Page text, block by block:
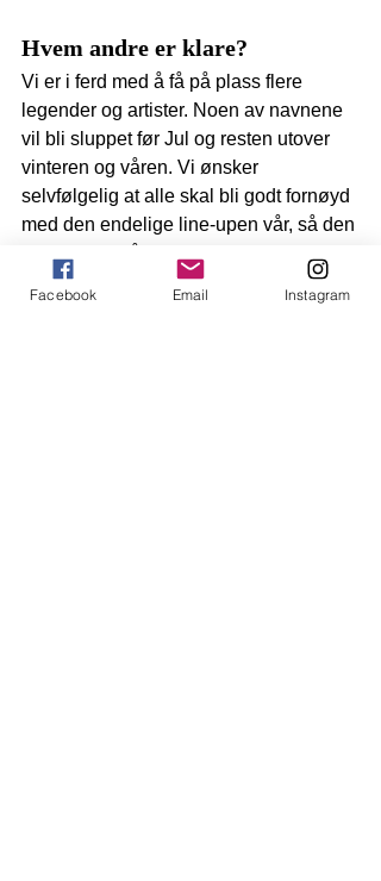
Hvem andre er klare?
Vi er i ferd med å få på plass flere
legender og artister. Noen av navnene
vil bli sluppet før Jul og resten utover
vinteren og våren. Vi ønsker
selvfølgelig at alle skal bli godt fornøyd
med den endelige line-upen vår, så den
forgjeves.
Facebook Email Instagram